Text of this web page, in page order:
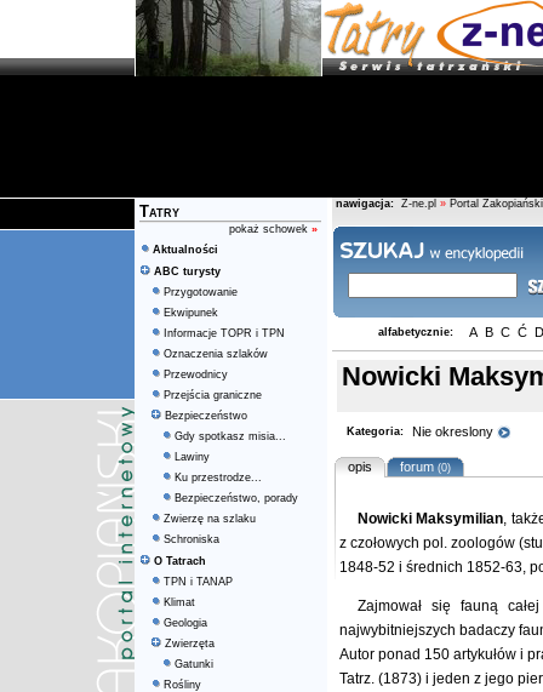
Tatry
pokaż schowek »
Aktualności
ABC turysty
Przygotowanie
Ekwipunek
Informacje TOPR i TPN
Oznaczenia szlaków
Przewodnicy
Przejścia graniczne
Bezpieczeństwo
Gdy spotkasz misia...
Lawiny
Ku przestrodze...
Bezpieczeństwo, porady
Zwierzę na szlaku
Schroniska
O Tatrach
TPN i TANAP
Klimat
Geologia
Zwierzęta
Gatunki
Rośliny
nawigacja: Z-ne.pl » Portal Zakopiański
alfabetycznie: A B C Ć D
Nowicki
Kategoria: Nie okreslony
opis forum(0)
Nowicki Maksymilian,
z czołowych pol. zoologów
1848-52 i średnich 1852-63,
Zajmował się fauną
najwybitniejszych badaczy
Autor ponad 150 artykułów i
Tatrz. (1873) i jeden z jego